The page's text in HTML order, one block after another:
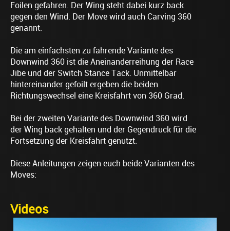
Foilen gefahren. Der Wing steht dabei kurz back
gegen den Wind. Der Move wird auch Carving 360
genannt.
Die am einfachsten zu fahrende Variante des
Downwind 360 ist die Aneinanderreihung der Race
Jibe und der Switch Stance Tack. Unmittelbar
hintereinander gefoilt ergeben die beiden
Richtungswechsel eine Kreisfahrt von 360 Grad.
Bei der zweiten Variante des Downwind 360 wird
der Wing back gehalten und der Gegendruck für die
Fortsetzung der Kreisfahrt genutzt.
Diese Anleitungen zeigen euch beide Varianten des
Moves:
Videos